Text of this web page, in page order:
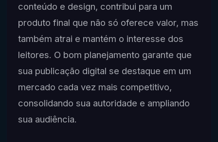
conteúdo e design, contribui para um
produto final que não só oferece valor, mas
também atrai e mantém o interesse dos
leitores. O bom planejamento garante que
sua publicação digital se destaque em um
mercado cada vez mais competitivo,
consolidando sua autoridade e ampliando
sua audiência.